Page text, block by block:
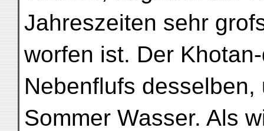
Jahreszeiten sehr
worfen ist. Der
Nebenflufs
Sommer Wasser. Als